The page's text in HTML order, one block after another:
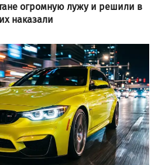
огромную лужу и решили в
наказали